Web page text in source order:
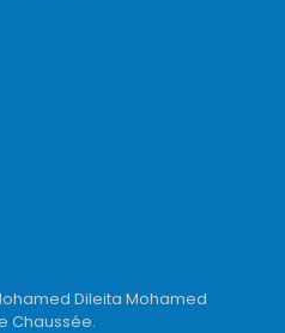
Dileita Mohamed
Chaussée.